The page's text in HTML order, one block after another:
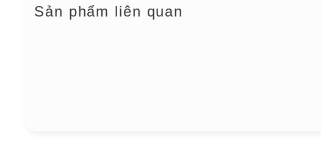
Sản phẩm liên quan